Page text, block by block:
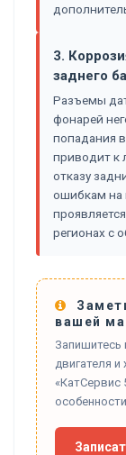
3.
заднего
Разъемы
фонарей
попадания
приводит к
отказу
ошибкам на
регионах с
вашей
Запишитесь
двигателя и
«КатСервис